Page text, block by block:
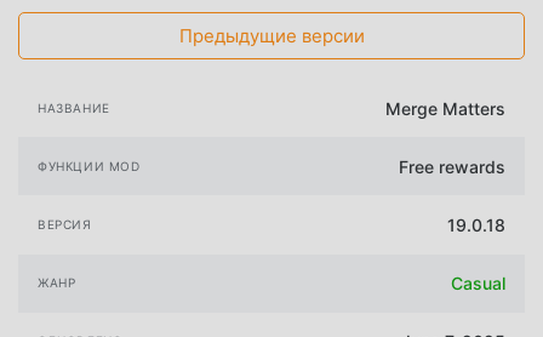
Предыдущие версии
НАЗВАНИЕ Merge Matters
ФУНКЦИИ MOD Free rewards
ВЕРСИЯ 19.0.18
ЖАНР Casual